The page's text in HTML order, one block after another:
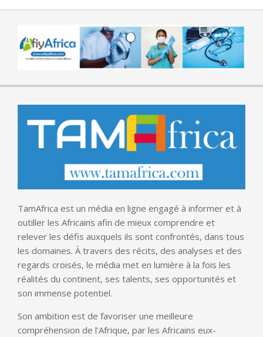
TamAfrica est un média en ligne engagé à informer et à
outiller les Africains afin de mieux comprendre et
relever les défis auxquels ils sont confrontés, dans tous
les domaines. À travers des récits, des analyses et des
regards croisés, le média met en lumière à la fois les
réalités du continent, ses talents, ses opportunités et
son immense potentiel.
Son ambition est de favoriser une meilleure
compréhension de l’Afrique, par les Africains eux-